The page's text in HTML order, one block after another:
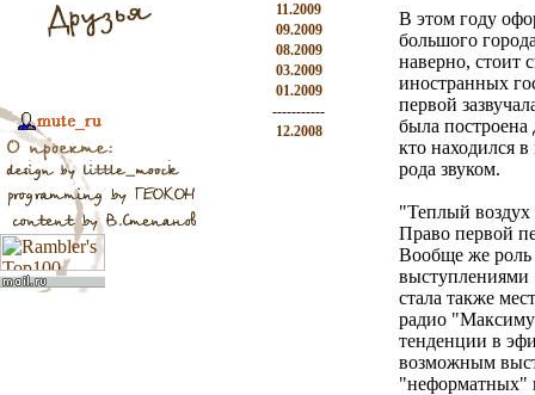
11.2009
09.2009
08.2009
03.2009
01.2009
-----------
12.2008
В этом году
большого
наверно, стоит
иностранных
первой
была построена
кто находился
рода звуком.
"Теплый
Право первой
Вообще же роль
выступлениями
стала также
радио
тенденции в
возможным
"неформатных"